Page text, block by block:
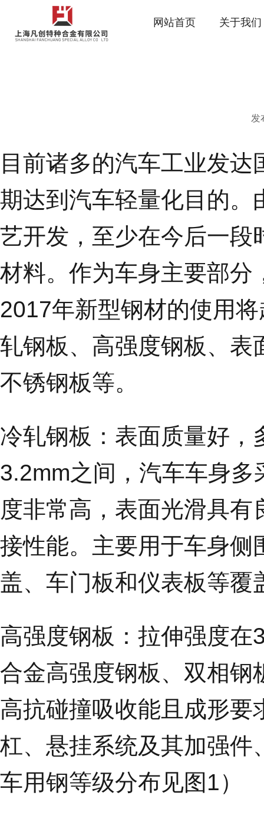
网站首页 关于我们
发
目前诸多的汽车工业发
期达到汽车轻量化目的。
艺开发，至少在今后一段
材料。作为车身主要部分
2017年新型钢材的使用
轧钢板、高强度钢板、表
不锈钢板等。
冷轧钢板： 表面质量好，
3.2mm之间，汽车车身
度非常高，表面光滑具
接性能。主要用于车身侧
盖、车门板和仪表板等覆
高强度钢板： 拉伸强度在
合金高强度钢板、双相钢
高抗碰撞吸收能且成形要
杠、悬挂系统及其加强件
车用钢等级分布见图1）